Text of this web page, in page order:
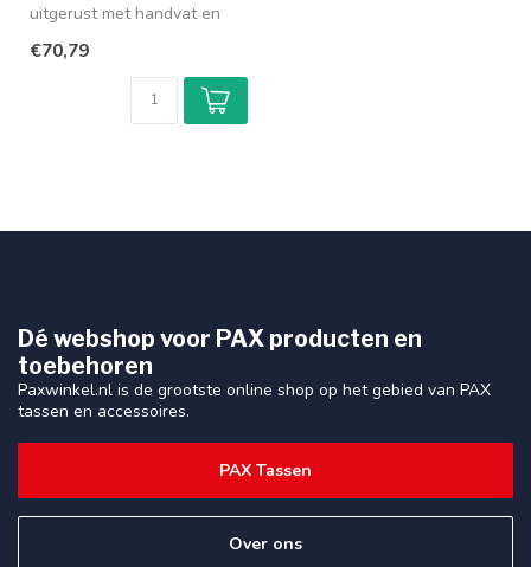
uitgerust met handvat en
st...
€70,79
Dé webshop voor PAX producten en
toebehoren
Paxwinkel.nl is de grootste online shop op het gebied van PAX
tassen en accessoires.
PAX Tassen
Over ons